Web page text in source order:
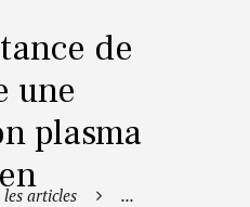
de
une
plasma
les articles ...